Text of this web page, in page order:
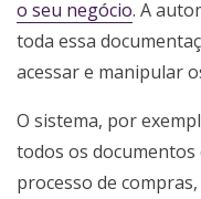
o seu negócio. A
toda essa
acessar e manipular
O sistema, por
todos os
processo de